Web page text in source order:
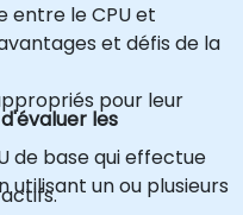
entre le CPU et
et défis de la
pour leur
de base qui effectue
un ou plusieurs
les